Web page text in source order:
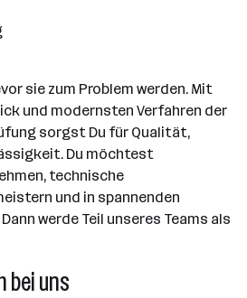
sie zum Problem werden. Mit
und modernsten Verfahren der
sorgst Du für Qualität,
Du möchtest
technische
und in spannenden
werde Teil unseres Teams als
bei uns